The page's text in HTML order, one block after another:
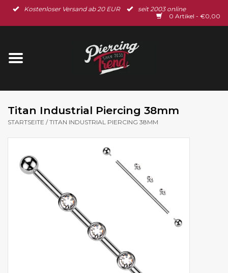
Kostenloser Versand ab 20 EUR
seit 2003 online
0 Artikel - €0,00
Startseite
Ohrschmuck
Gutscheine
Titan Industrial Piercing 38mm
STARTSEITE /TITAN INDUSTRIAL PIERCING 38MM